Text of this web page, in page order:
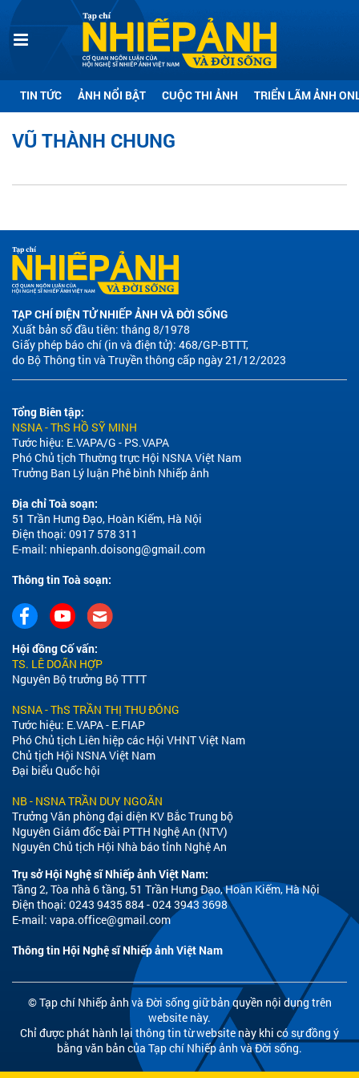
TIN TỨC ẢNH NỔI BẬT CUỘC THI ẢNH TRIỂN LÃM ẢNH
VŨ THÀNH CHUNG
TẠP CHÍ ĐIỆN TỬ NHIẾP ẢNH VÀ ĐỜI SỐNG
Xuất bản số đầu tiên: tháng 8/1978
Giấy phép báo chí (in và điện tử): 468/GP-BTTT,
do Bộ Thông tin và Truyền thông cấp ngày 21/12/2023
Tổng Biên tập:
NSNA - ThS HỒ SỸ MINH
Tước hiệu: E.VAPA/G - PS.VAPA
Phó Chủ tịch Thường trực Hội NSNA Việt Nam
Trưởng Ban Lý luận Phê bình Nhiếp ảnh
Địa chỉ Toà soạn:
51 Trần Hưng Đạo, Hoàn Kiếm, Hà Nội
Điện thoại: 0917 578 311
E-mail: nhiepanh.doisong@gmail.com
Thông tin Toà soạn:
Hội đồng Cố vấn:
TS. LÊ DOÃN HỢP
Nguyên Bộ trưởng Bộ TTTT
NSNA - ThS TRẦN THỊ THU ĐÔNG
Tước hiệu: E.VAPA - E.FIAP
Phó Chủ tịch Liên hiệp các Hội VHNT Việt Nam
Chủ tịch Hội NSNA Việt Nam
Đại biểu Quốc hội
NB - NSNA TRẦN DUY NGOÃN
Trưởng Văn phòng đại diện KV Bắc Trung bộ
Nguyên Giám đốc Đài PTTH Nghệ An (NTV)
Nguyên Chủ tịch Hội Nhà báo tỉnh Nghệ An
Trụ sở Hội Nghệ sĩ Nhiếp ảnh Việt Nam:
Tầng 2, Tòa nhà 6 tầng, 51 Trần Hưng Đạo, Hoàn Kiếm, Hà Nội
Điện thoại: 0243 9435 884 - 024 3943 3698
E-mail: vapa.office@gmail.com
Thông tin Hội Nghệ sĩ Nhiếp ảnh Việt Nam
© Tạp chí Nhiếp ảnh và Đời sống giữ bản quyền nội dung trên
website này.
Chỉ được phát hành lại thông tin từ website này khi có sự đồng ý
bằng văn bản của Tạp chí Nhiếp ảnh và Đời sống.